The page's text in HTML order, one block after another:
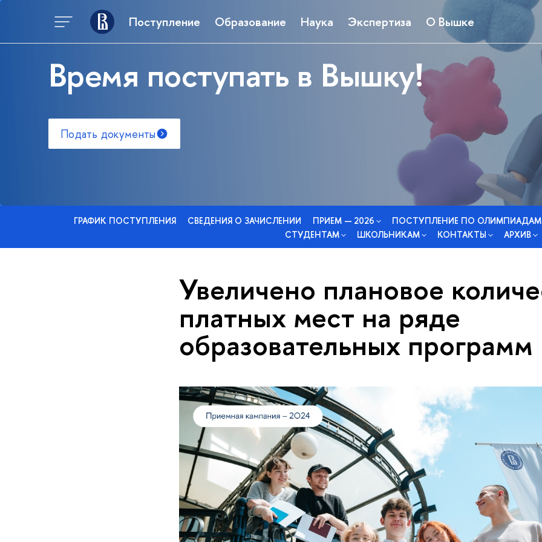
Поступление Образование Наука Экспертиза О Вышке
Время поступать в Вышку!
Подать документы
ГРАФИК ПОСТУПЛЕНИЯ СВЕДЕНИЯ О ЗАЧИСЛЕНИИ ПРИЕМ — 2026
ПОСТУПЛЕНИЕ ПО ОЛИМПИАДАМ
СТУДЕНТАМ
ШКОЛЬНИКАМ КОНТАКТЫ АРХИВ
Увеличено плановое
платных мест на ряде
образовательных программ